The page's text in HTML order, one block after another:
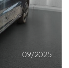
09/2025